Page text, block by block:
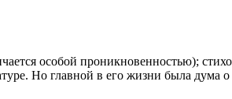
особой проникновенностью);
Но главной в его жизни была дума